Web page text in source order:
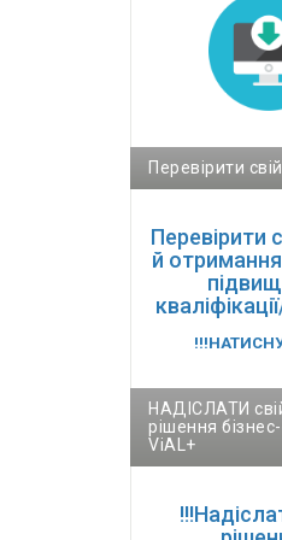
Перевірити
Перевірити
й
НАДІСЛАТИ
рішення
ViAL+